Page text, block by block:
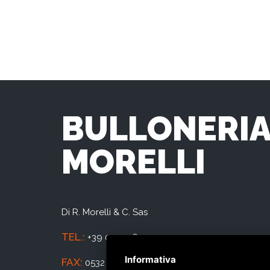
BULLONERIA
MORELLI
Di R. Morelli & C. Sas
TEL.: +39 0532 763019
FAX: 0532 763044Informativa